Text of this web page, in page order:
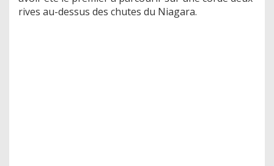
rives au-dessus des chutes du Niagara.